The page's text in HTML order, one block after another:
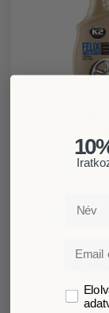
Felni
Kosárba
Név
Email
GDPR